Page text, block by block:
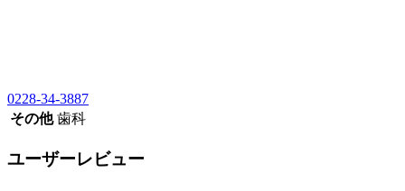
0228-34-3887
その他 歯科
ユーザーレビュー